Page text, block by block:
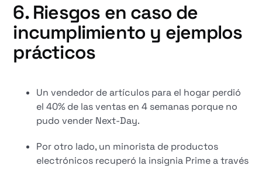
6. Riesgos en caso de
incumplimiento y ejemplos
prácticos
Un vendedor de artículos para el hogar perdió
el 40% de las ventas en 4 semanas porque no
pudo vender Next-Day.
Por otro lado, un minorista de productos
electrónicos recuperó la insignia Prime a través